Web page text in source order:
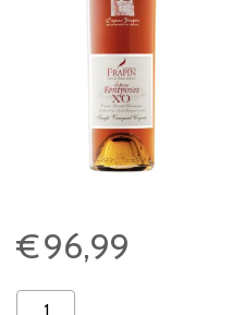
€96,99
Frapin